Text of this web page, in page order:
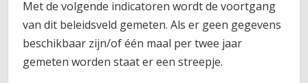
Met de volgende indicatoren wordt de voortgang
van dit beleidsveld gemeten. Als er geen gegevens
beschikbaar zijn/of één maal per twee jaar
gemeten worden staat er een streepje.